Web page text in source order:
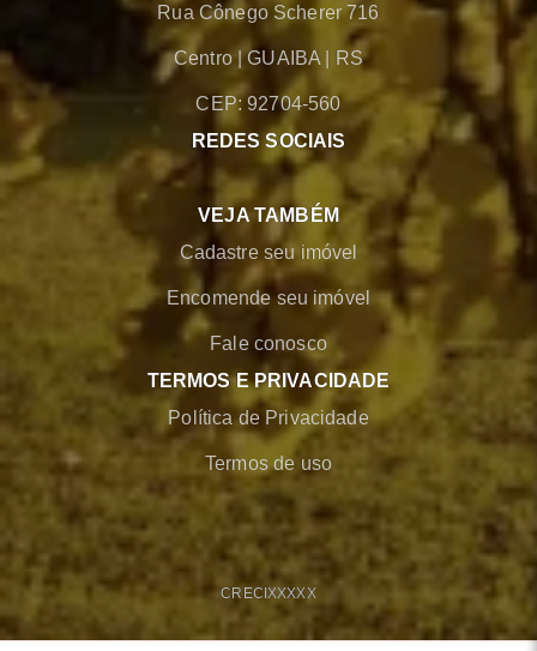
Rua Cônego Scherer 716
Centro |GUAIBA RS
CEP: 92704-560
REDES SOCIAIS
VEJA TAMBÉM
Cadastre seu imóvel
Encomende seu imóvel
Fale conosco
TERMOS E PRIVACIDADE
Política de Privacidade
Termos de uso
CRECIXXXXX